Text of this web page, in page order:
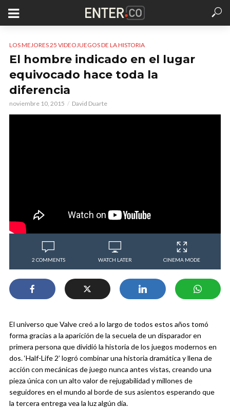
LOS MEJORES 25 VIDEOJUEGOS DE LA HISTORIA
El hombre indicado en el lugar
equivocado hace toda la
diferencia
noviembre 10, 2015 David Duarte
2 COMMENTS WATCH LATER CINEMA MODE
El universo que Valve creó a lo largo de todos estos años tomó
forma gracias a la aparición de la secuela de un disparador en
primera persona que dividió la historia de los juegos modernos en
dos. ‘Half-Life 2’ logró combinar una historia dramática y llena de
acción con mecánicas de juego nunca antes vistas, creando una
pieza única con un alto valor de rejugabilidad y millones de
seguidores en el mundo al borde de sus asientos esperando que
la tercera entrega vea la luz algún día.